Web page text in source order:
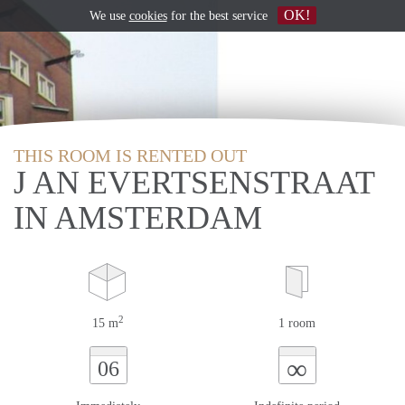
THIS ROOM IS RENTED OUT
J AN EVERTSENSTRAAT
IN AMSTERDAM
15 m2 1 room
06 ∞
We use cookiesfor the best service OK!